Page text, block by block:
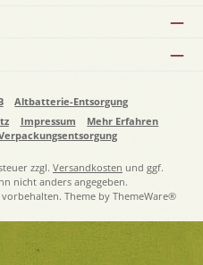
Altbatterie-Entsorgung
Impressum
Mehr Erfahren
zzgl. Versandkosten und ggf.
nicht anders angegeben.
Theme by ThemeWare®